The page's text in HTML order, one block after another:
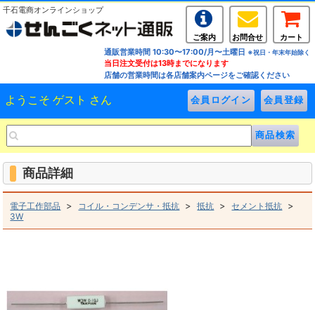
千石電商オンラインショップ
ご案内 お問合せ
カート
通販営業時間 10:30〜17:00/月〜土曜日 ※祝日・年末年始除く
当日注文受付は13時までになります
店舗の営業時間は各店舗案内ページをご確認ください
ようこそ ゲスト さん
商品詳細
電子工作部品 > コイル・コンデンサ・抵抗 >抵抗 >セメント抵抗 >
3W